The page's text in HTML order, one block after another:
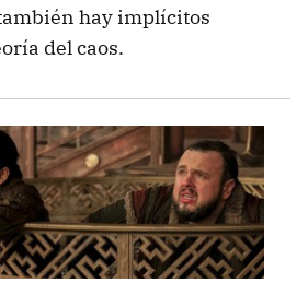
hay implícitos
del caos.